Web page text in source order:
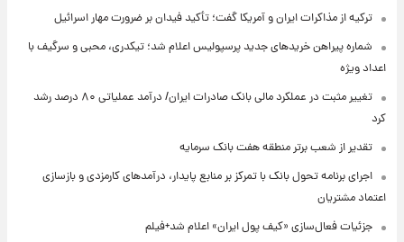
ترکیه از مذاکرات ایران و آمریکا گفت؛ تأکید فیدان بر ضرورت مهار اسرائیل
شماره پیراهن خریدهای جدید پرسپولیس اعلام شد؛ تیکدری، محبی و سرگیف با
اعداد ویژه
تغییر مثبت در عملکرد مالی بانک صادرات ایران/ درآمد عملیاتی ۸۰ درصد رشد
کرد
تقدیر از شعب برتر منطقه هفت بانک سرمایه
اجرای برنامه تحول بانک با تمرکز بر منابع پایدار، درآمدهای کارمزدی و بازسازی
اعتماد مشتریان
جزئیات فعال‌سازی «کیف پول ایران» اعلام شد+فیلم